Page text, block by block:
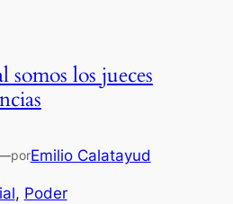
los jueces
porEmilio Calatayud
, Poder